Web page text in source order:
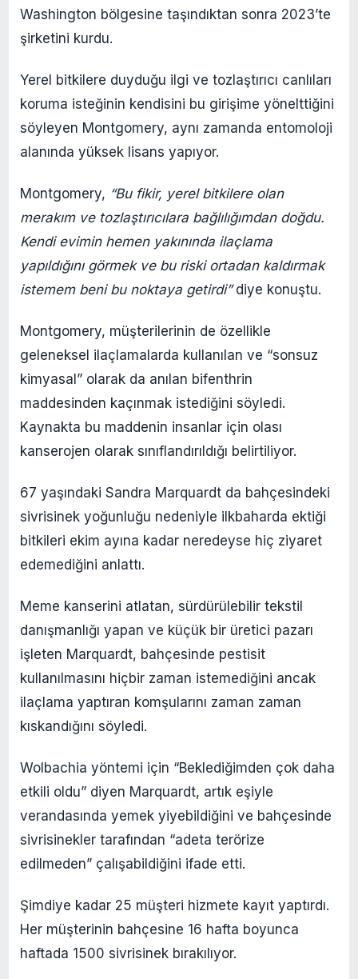
Washington bölgesine taşındıktan sonra 2023’te
şirketini kurdu.
Yerel bitkilere duyduğu ilgi ve tozlaştırıcı canlıları
koruma isteğinin kendisini bu girişime yönelttiğini
söyleyen Montgomery, aynı zamanda entomoloji
alanında yüksek lisans yapıyor.
Montgomery, “Bu fikir, yerel bitkilere olan
merakım ve tozlaştırıcılara bağlılığımdan doğdu.
Kendi evimin hemen yakınında ilaçlama
yapıldığını görmek ve bu riski ortadan kaldırmak
istemem beni bu noktaya getirdi”diye konuştu.
Montgomery, müşterilerinin de özellikle
geleneksel ilaçlamalarda kullanılan ve “sonsuz
kimyasal” olarak da anılan bifenthrin
maddesinden kaçınmak istediğini söyledi.
Kaynakta bu maddenin insanlar için olası
kanserojen olarak sınıflandırıldığı belirtiliyor.
67 yaşındaki Sandra Marquardt da bahçesindeki
sivrisinek yoğunluğu nedeniyle ilkbaharda ektiği
bitkileri ekim ayına kadar neredeyse hiç ziyaret
edemediğini anlattı.
Meme kanserini atlatan, sürdürülebilir tekstil
danışmanlığı yapan ve küçük bir üretici pazarı
işleten Marquardt, bahçesinde pestisit
kullanılmasını hiçbir zaman istemediğini ancak
ilaçlama yaptıran komşularını zaman zaman
kıskandığını söyledi.
Wolbachia yöntemi için “Beklediğimden çok daha
etkili oldu” diyen Marquardt, artık eşiyle
verandasında yemek yiyebildiğini ve bahçesinde
sivrisinekler tarafından “adeta terörize
edilmeden” çalışabildiğini ifade etti.
Şimdiye kadar 25 müşteri hizmete kayıt yaptırdı.
Her müşterinin bahçesine 16 hafta boyunca
haftada 1500 sivrisinek bırakılıyor.